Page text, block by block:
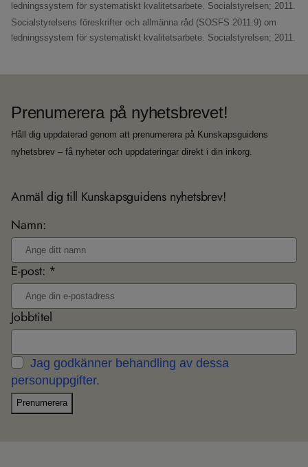
ledningssystem för systematiskt kvalitetsarbete. Socialstyrelsen; 2011.
Socialstyrelsens föreskrifter och allmänna råd (SOSFS 2011:9) om
ledningssystem för systematiskt kvalitetsarbete. Socialstyrelsen; 2011.
Prenumerera på nyhetsbrevet!
Håll dig uppdaterad genom att prenumerera på Kunskapsguidens
nyhetsbrev – få nyheter och uppdateringar direkt i din inkorg.
Anmäl dig till Kunskapsguidens nyhetsbrev!
Namn:
E-post: *
Jobbtitel
Jag godkänner behandling av dessa
personuppgifter.
Prenumerera